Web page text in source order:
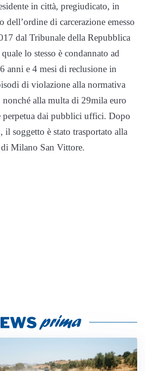
in città, pregiudicato, in
dell’ordine di carcerazione emesso
dal Tribunale della Repubblica
lo stesso è condannato ad
anni e 4 mesi di reclusione in
di violazione alla normativa
nonché alla multa di 29mila euro
perpetua dai pubblici uffici. Dopo
soggetto è stato trasportato alla
di Milano San Vittore.